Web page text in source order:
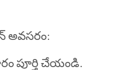
అవసరం:
పూర్తి చేయండి.